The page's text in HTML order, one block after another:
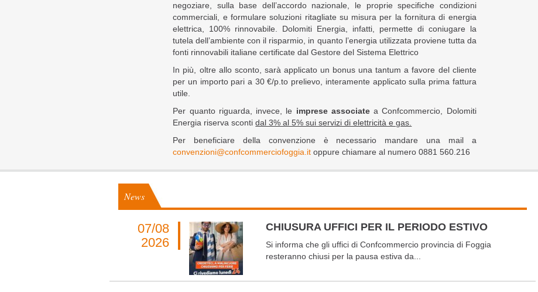
negoziare, sulla base dell’accordo nazionale, le proprie specifiche condizioni
commerciali, e formulare soluzioni ritagliate su misura per la fornitura di energia
elettrica, 100% rinnovabile. Dolomiti Energia, infatti, permette di coniugare la
tutela dell’ambiente con il risparmio, in quanto l’energia utilizzata proviene tutta da
fonti rinnovabili italiane certificate dal Gestore del Sistema Elettrico
In più, oltre allo sconto, sarà applicato un bonus una tantum a favore del cliente
per un importo pari a 30 €/p.to prelievo, interamente applicato sulla prima fattura
utile.
Per quanto riguarda, invece, le imprese associatea Confcommercio, Dolomiti
Energia riserva scontidal 3% al 5% sui servizi di elettricità e gas.
Per beneficiare della convenzione è necessario mandare una mail a
convenzioni@confcommerciofoggia.it oppure chiamare al numero 0881 560.216
News
07/08
2026
CHIUSURA UFFICI PER IL PERIODO ESTIVO
Si informa che gli uffici di Confcommercio provincia di Foggia
resteranno chiusi per la pausa estiva da...